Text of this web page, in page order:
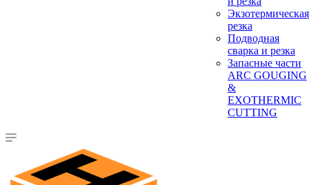
Экзотермическая
резка
Подводная
сварка и резка
Запасные части
ARC GOUGING
&
EXOTHERMIC
CUTTING